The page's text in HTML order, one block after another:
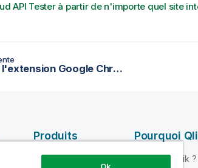
API Tester à partir de n'importe quel site
Mettre à jour l'extension Google Chrome
Produits
INTÉGRATION ET
Pourquoi
Pourquoi Qlik ?